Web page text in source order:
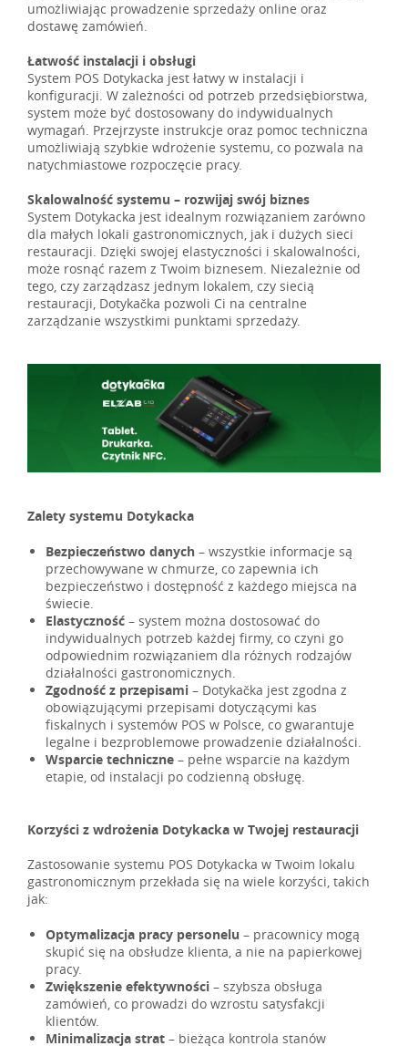
umożliwiając prowadzenie sprzedaży online oraz
dostawę zamówień.
Łatwość instalacji i obsługi
System POS Dotykacka jest łatwy w instalacji i
konfiguracji. W zależności od potrzeb przedsiębiorstwa,
system może być dostosowany do indywidualnych
wymagań. Przejrzyste instrukcje oraz pomoc techniczna
umożliwiają szybkie wdrożenie systemu, co pozwala na
natychmiastowe rozpoczęcie pracy.
Skalowalność systemu – rozwijaj swój biznes
System Dotykacka jest idealnym rozwiązaniem zarówno
dla małych lokali gastronomicznych, jak i dużych sieci
restauracji. Dzięki swojej elastyczności i skalowalności,
może rosnąć razem z Twoim biznesem. Niezależnie od
tego, czy zarządzasz jednym lokalem, czy siecią
restauracji, Dotykačka pozwoli Ci na centralne
zarządzanie wszystkimi punktami sprzedaży.
Zalety systemu Dotykacka
Bezpieczeństwo danych – wszystkie informacje są
przechowywane w chmurze, co zapewnia ich
bezpieczeństwo i dostępność z każdego miejsca na
świecie.
Elastyczność – system można dostosować do
indywidualnych potrzeb każdej firmy, co czyni go
odpowiednim rozwiązaniem dla różnych rodzajów
działalności gastronomicznych.
Zgodność z przepisami – Dotykačka jest zgodna z
obowiązującymi przepisami dotyczącymi kas
fiskalnych i systemów POS w Polsce, co gwarantuje
legalne i bezproblemowe prowadzenie działalności.
Wsparcie techniczne – pełne wsparcie na każdym
etapie, od instalacji po codzienną obsługę.
Korzyści z wdrożenia Dotykacka w Twojej restauracji
Zastosowanie systemu POS Dotykacka w Twoim lokalu
gastronomicznym przekłada się na wiele korzyści, takich
jak:
Optymalizacja pracy personelu – pracownicy mogą
skupić się na obsłudze klienta, a nie na papierkowej
pracy.
Zwiększenie efektywności – szybsza obsługa
zamówień, co prowadzi do wzrostu satysfakcji
klientów.
Minimalizacja strat – bieżąca kontrola stanów